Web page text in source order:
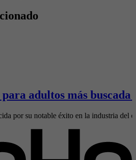
adultos más
por su notable éxito en la industria del